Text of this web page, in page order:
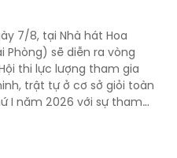
7/8, tại Nhà hát Hoa
Phòng) sẽ diễn ra vòng
thi lực lượng tham gia
trật tự ở cơ sở giỏi toàn
I năm 2026 với sự tham